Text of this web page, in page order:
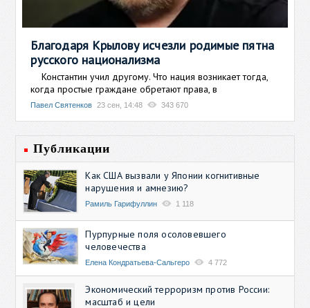
Благодаря Крылову исчезли родимые пятна
русского национализма
Константин учил другому. Что нация возникает тогда,
когда простые граждане обретают права, в
Павел Святенков 23 сен, 14:48 343 670
Публикации
Как США вызвали у Японии когнитивные
нарушения и амнезию?
Рамиль Гарифуллин 1 118
Пурпурные поля осоловевшего
человечества
Елена Кондратьева-Сальгеро 4 772
Экономический терроризм против России:
масштаб и цели